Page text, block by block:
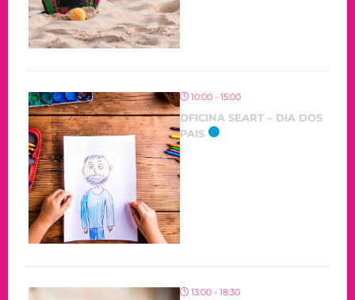
10:00 - 15:00
OFICINA SEART – DIA DOS
PAIS
13:00 - 18:30